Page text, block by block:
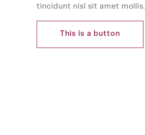
tincidunt nisl sit amet mollis.
This is a button